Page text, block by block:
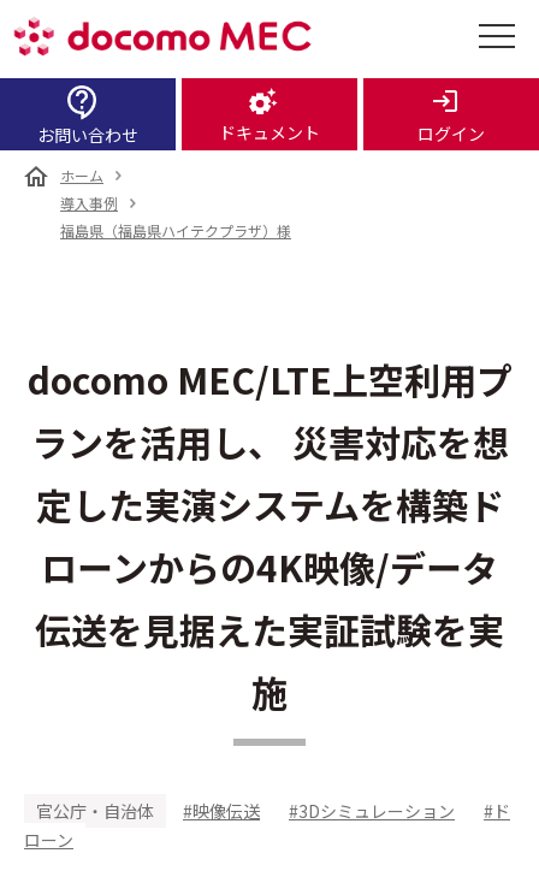
お問い合わせ ドキュメント ログイン
ホーム
導入事例
福島県（福島県ハイテクプラザ）様
docomo MEC/LTE上空利用プ
ランを活用し、 災害対応を想
定した実演システムを構築ド
ローンからの4K映像/データ
伝送を見据えた実証試験を実
施
官公庁・自治体 #映像伝送 #3Dシミュレーション
#ド
ローン